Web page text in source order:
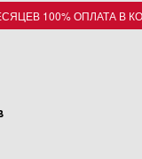
100% ОПЛАТА В